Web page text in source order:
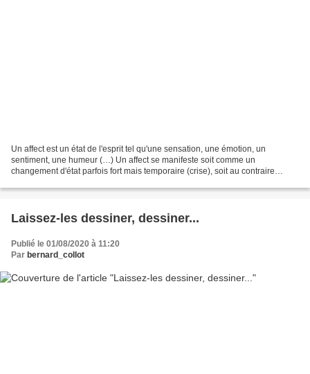
Un affect est un état de l'esprit tel qu'une sensation, une émotion, un
sentiment, une humeur (…) Un affect se manifeste soit comme un
changement d'état parfois fort mais temporaire (crise), soit au contraire
Laissez-les dessiner, dessiner...
Publié le 01/08/2020 à 11:20
Par bernard_collot